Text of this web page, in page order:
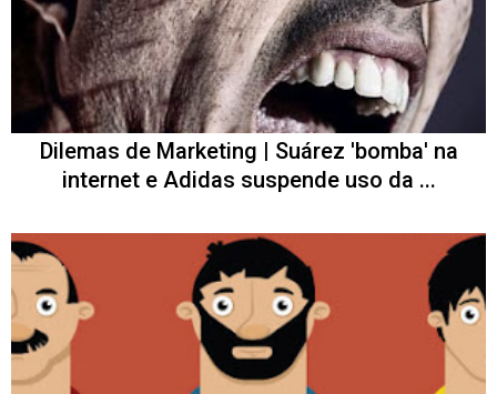
Dilemas de Marketing | Suárez 'bomba' na
internet e Adidas suspende uso da ...